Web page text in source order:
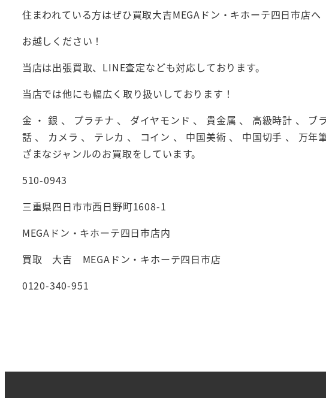
住まわれている方はぜひ買取大吉MEGAドン・キホーテ四日市店へ
お越しください！
当店は出張買取、LINE査定なども対応しております。
当店では他にも幅広く取り扱いしております！
金 ・ 銀 、 プラチナ 、 ダイヤモンド 、 貴金属 、 高級時計 、
話 、 カメラ 、 テレカ 、 コイン 、 中国美術 、 中国切手 、 万
ざまなジャンルのお買取をしています。
510-0943
三重県四日市市西日野町1608-1
MEGAドン・キホーテ四日市店内
買取 大吉 MEGAドン・キホーテ四日市店
0120-340-951